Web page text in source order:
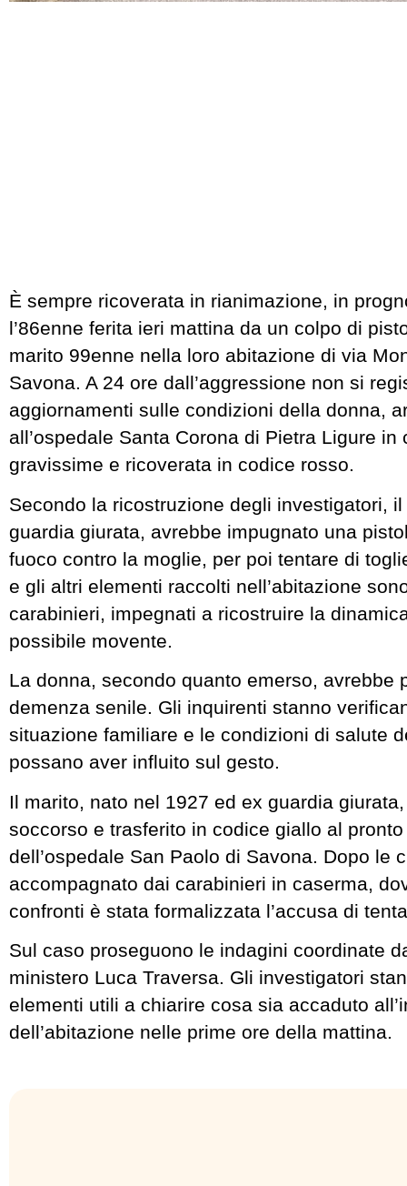
È sempre ricoverata in rianimazione, in
l’86enne ferita ieri mattina da un colpo di
marito 99enne nella loro abitazione di via
Savona. A 24 ore dall’aggressione non si
aggiornamenti sulle condizioni della donna,
all’ospedale Santa Corona di Pietra Ligure in
gravissime e ricoverata in codice rosso.
Secondo la ricostruzione degli investigatori,
guardia giurata, avrebbe impugnato una
fuoco contro la moglie, per poi tentare di
e gli altri elementi raccolti nell’abitazione
carabinieri, impegnati a ricostruire la
possibile movente.
La donna, secondo quanto emerso, avrebbe
demenza senile. Gli inquirenti stanno
situazione familiare e le condizioni di salute
possano aver influito sul gesto.
Il marito, nato nel 1927 ed ex guardia
soccorso e trasferito in codice giallo al
dell’ospedale San Paolo di Savona. Dopo le
accompagnato dai carabinieri in caserma,
confronti è stata formalizzata l’accusa di
Sul caso proseguono le indagini coordinate
ministero Luca Traversa. Gli investigatori
elementi utili a chiarire cosa sia accaduto
dell’abitazione nelle prime ore della mattina.